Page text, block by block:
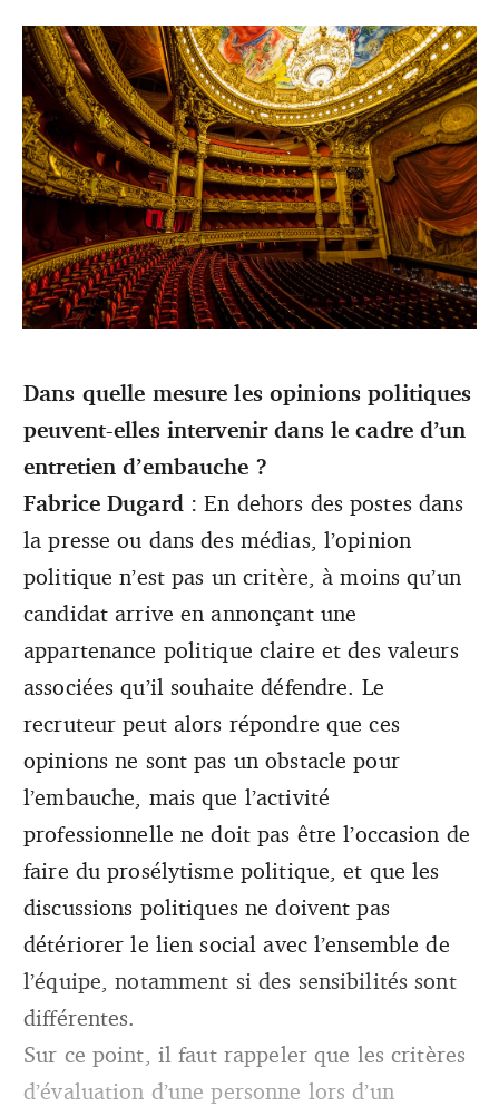
dans un article de Valeurs actuelles des faits de
discrimination à l’embauche lors d’un entretien avec
l’Association pour le Rayonnement de l’Opéra de Paris du
fait de ses opinions politiques.(Chris Chabot)
Dans quelle mesure les opinions politiques
peuvent-elles intervenir dans le cadre d’un
entretien d’embauche ?
Fabrice Dugard : En dehors des postes dans
la presse ou dans des médias, l’opinion
politique n’est pas un critère, à moins qu’un
candidat arrive en annonçant une
appartenance politique claire et des valeurs
associées qu’il souhaite défendre. Le
recruteur peut alors répondre que ces
opinions ne sont pas un obstacle pour
l’embauche, mais que l’activité
professionnelle ne doit pas être l’occasion de
faire du prosélytisme politique, et que les
discussions politiques ne doivent pas
détériorer le lien social avec l’ensemble de
l’équipe, notamment si des sensibilités sont
différentes.
Sur ce point, il faut rappeler que les critères
d’évaluation d’une personne lors d’un